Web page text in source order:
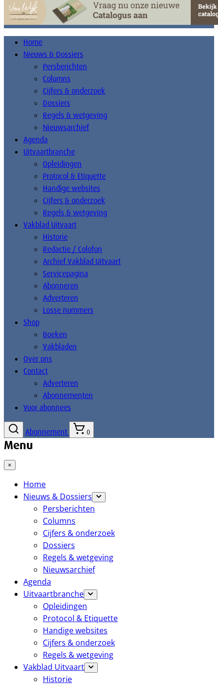
Home
Nieuws & Dossiers
Persberichten
Columns
Cijfers & onderzoek
Dossiers
Regels & wetgeving
Nieuwsarchief
Agenda
Uitvaartbranche
Opleidingen
Protocol & Etiquette
Handige websites
Cijfers & onderzoek
Regels & wetgeving
Vakblad Uitvaart
Historie
Redactie / Colofon
Archief Vakblad Uitvaart
Servicepagina
Abonneren
Adverteren
Losse nummers
Shop
Boeken
Vakbladen
Over ons
Contact
Adverteren
Abonnementen
Voor abonnees
Abonnement 0
Menu
×
Home
Nieuws & Dossiers
Persberichten
Columns
Cijfers & onderzoek
Dossiers
Regels & wetgeving
Nieuwsarchief
Agenda
Uitvaartbranche
Opleidingen
Protocol & Etiquette
Handige websites
Cijfers & onderzoek
Regels & wetgeving
Vakblad Uitvaart
Historie